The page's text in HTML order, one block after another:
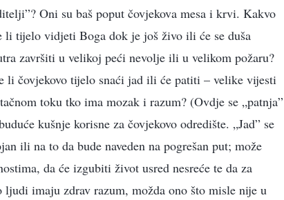
Oni su baš poput čovjekova mesa i krvi. Kakvo
li tijelo vidjeti Boga dok je još živo ili će se duša
završiti u velikoj peći nevolje ili u velikom požaru?
li čovjekovo tijelo snaći jad ili će patiti – velike vijesti
toku tko ima mozak i razum? (Ovdje se „patnja”
kušnje korisne za čovjekovo odredište. „Jad” se
ili na to da bude naveden na pogrešan put; može
da će izgubiti život usred nesreće te da za
imaju zdrav razum, možda ono što misle nije u